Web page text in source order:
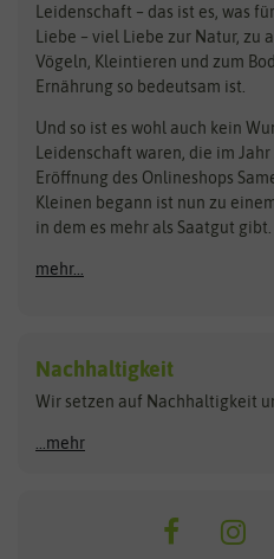
Obstsamen
Pilzbrut
Rasensamen
Steckzwiebeln
Zimmer & Kübelpflanzen
Kataloge
Schnäppchen
Anzucht & Gartenzubehör
Anzuchtschalen
Heizmatte & Heizkabel
Kokos-Quelltabletten
Zimmergewächshaus
Bingenheimer Saatgut
BioBalu
Bionana
BIOWOL
Blumicorn
Bûten Birds
Carl Pabst
Florissa
Flortis
Franchi Sementi
Leidenschaft – das ist es, was
Liebe – viel Liebe zur Natur, zu
Vögeln, Kleintieren und zum
Ernährung so bedeutsam ist.
Und so ist es wohl auch kein
Leidenschaft waren, die im
Eröffnung des Onlineshops
Kleinen begann ist nun zu
in dem es mehr als Saatgut gibt.
mehr...
Nachhaltigkeit
Wir setzen auf Nachhaltigkeit
...mehr